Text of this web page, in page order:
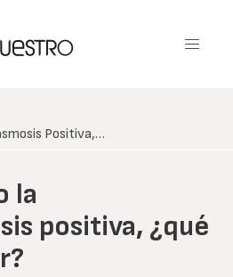
Positiva,…
la
positiva, ¿qué